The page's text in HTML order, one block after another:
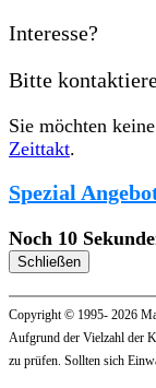
Interesse?
Bitte
Sie möchten
Zeittakt.
Spezial
Noch 10
Schließen
Copyright © 1995- 2026
Aufgrund der Vielzahl der
zu prüfen. Sollten sich